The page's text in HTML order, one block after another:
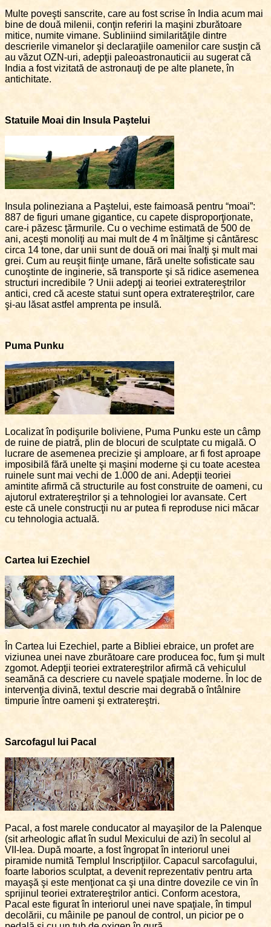
Multe poveşti sanscrite, care au fost scrise în India acum mai
bine de două milenii, conţin referiri la maşini zburătoare
mitice, numite vimane. Subliniind similarităţile dintre
descrierile vimanelor şi declaraţiile oamenilor care susţin că
au văzut OZN-uri, adepţii paleoastronauticii au sugerat că
India a fost vizitată de astronauţi de pe alte planete, în
antichitate.
Statuile Moai din Insula Paştelui
Insula polineziana a Paştelui, este faimoasă pentru “moai”:
887 de figuri umane gigantice, cu capete disproporţionate,
care-i păzesc ţărmurile. Cu o vechime estimată de 500 de
ani, aceşti monoliţi au mai mult de 4 m înălţime şi cântăresc
circa 14 tone, dar unii sunt de două ori mai înalţi şi mult mai
grei. Cum au reuşit fiinţe umane, fără unelte sofisticate sau
cunoştinte de inginerie, să transporte şi să ridice asemenea
structuri incredibile ? Unii adepţi ai teoriei extratereştrilor
antici, cred că aceste statui sunt opera extratereştrilor, care
şi-au lăsat astfel amprenta pe insulă.
Puma Punku
Localizat în podişurile boliviene, Puma Punku este un câmp
de ruine de piatră, plin de blocuri de sculptate cu migală. O
lucrare de asemenea precizie şi amploare, ar fi fost aproape
imposibilă fără unelte şi maşini moderne şi cu toate acestea
ruinele sunt mai vechi de 1.000 de ani. Adepţii teoriei
amintite afirmă că structurile au fost construite de oameni, cu
ajutorul extratereştrilor şi a tehnologiei lor avansate. Cert
este că unele construcţii nu ar putea fi reproduse nici măcar
cu tehnologia actuală.
Cartea lui Ezechiel
În Cartea lui Ezechiel, parte a Bibliei ebraice, un profet are
viziunea unei nave zburătoare care producea foc, fum şi mult
zgomot. Adepţii teoriei extratereştrilor afirmă că vehiculul
seamănă ca descriere cu navele spaţiale moderne. În loc de
intervenţia divină, textul descrie mai degrabă o întâlnire
timpurie între oameni şi extratereştri.
Sarcofagul lui Pacal
Pacal, a fost marele conducator al mayaşilor de la Palenque
(sit arheologic aflat în sudul Mexicului de azi) în secolul al
VII-lea. După moarte, a fost îngropat în interiorul unei
piramide numită Templul Inscripţiilor. Capacul sarcofagului,
foarte laborios sculptat, a devenit reprezentativ pentru arta
mayaşă şi este menţionat ca şi una dintre dovezile ce vin în
sprijinul teoriei extratereştrilor antici. Conform acestora,
Pacal este figurat în interiorul unei nave spaţiale, în timpul
decolării, cu mâinile pe panoul de control, un picior pe o